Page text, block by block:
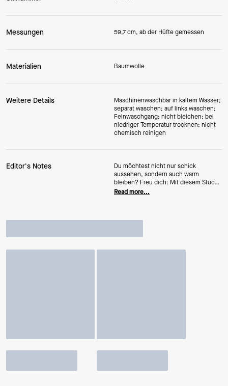
Messungen 59,7 cm, ab der Hüfte gemessen
Materialien Baumwolle
Weitere Details
Maschinenwaschbar in kaltem Wasser;
separat waschen; auf links waschen;
Feinwaschgang; nicht bleichen; bei
niedriger Temperatur trocknen; nicht
chemisch reinigen
Editor's Notes
Du möchtest nicht nur schick
aussehen, sondern auch warm
bleiben? Freu dich: Mit diesem Stück
schlägst du zwei Fliegen mit einer
Read more...